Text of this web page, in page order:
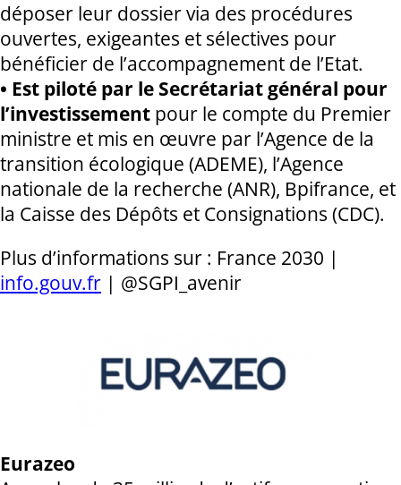
déposer leur dossier via des procédures
ouvertes, exigeantes et sélectives pour
bénéficier de l’accompagnement de l’Etat.
• Est piloté par le Secrétariat général pour
l’investissement pour le compte du Premier
ministre et mis en œuvre par l’Agence de la
transition écologique (ADEME), l’Agence
nationale de la recherche (ANR), Bpifrance, et
la Caisse des Dépôts et Consignations (CDC).
Plus d’informations sur : France 2030 |
info.gouv.fr | @SGPI_avenir
Eurazeo